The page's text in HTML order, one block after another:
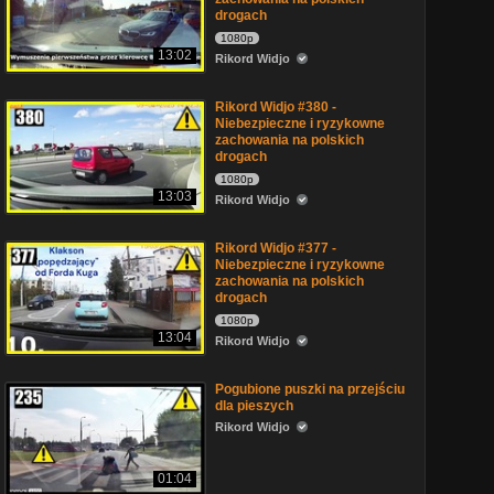
13:02
drogach
1080p
Rikord Widjo
13:03
Rikord Widjo #380 -
Niebezpieczne i ryzykowne
zachowania na polskich
drogach
1080p
Rikord Widjo
13:04
Rikord Widjo #377 -
Niebezpieczne i ryzykowne
zachowania na polskich
drogach
1080p
Rikord Widjo
01:04
Pogubione puszki na przejściu
dla pieszych
Rikord Widjo